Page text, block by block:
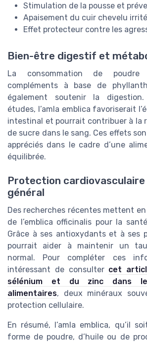
Stimulation de la pousse et
Apaisement du cuir chevelu irrité
Effet protecteur contre les
Bien-être digestif et
La consommation de
compléments à base de
également soutenir la
études, l’amla emblica favoriserait
intestinal et pourrait contribuer à la
de sucre dans le sang. Ces effets
appréciés dans le cadre d’une
équilibrée.
Protection
général
Des recherches récentes mettent
de l’emblica officinalis pour la
Grâce à ses antioxydants et à ses
pourrait aider à maintenir un
normal. Pour compléter ces
intéressant de consulter cet
sélénium et du zinc dans
alimentaires, deux minéraux
protection cellulaire.
En résumé, l’amla emblica, qu’il
forme de poudre, d’huile ou de